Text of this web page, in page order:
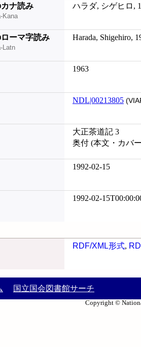
ナ読み
Kana
ハラダ, シゲヒロ,
ーマ字読み
Latn
Harada, Shigehiro,
1963
NDL|00213805
大正茶道記 3
奥付 (本文・カバ
1992-02-15
1992-02-
RDF/XML形式,
国立国会図書館サーチ
Copyright ©